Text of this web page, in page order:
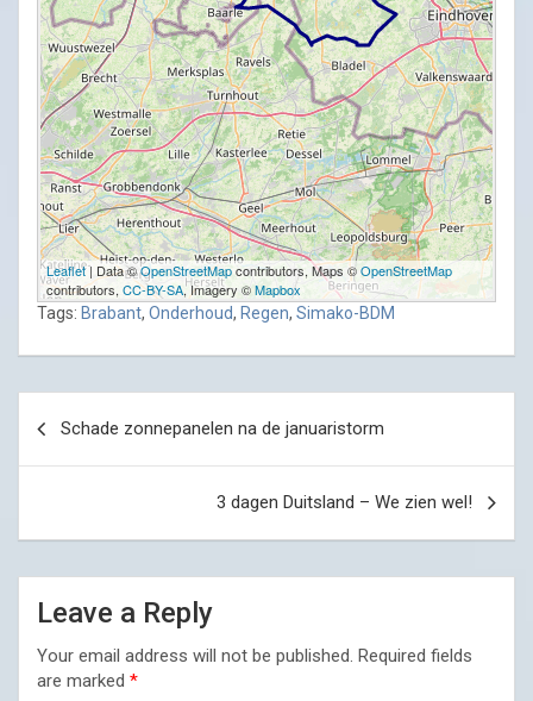
Leaflet| Data ©OpenStreetMapcontributors, Maps ©OpenStreetMap
contributors,CC-BY-SA, Imagery ©Mapbox
Tags: Brabant, Onderhoud, Regen, Simako-BDM
navigation
Schade zonnepanelen na de januaristorm
3 dagen Duitsland – We zien wel!
Leave a Reply
Your email address will not be published. Required fields
are marked *